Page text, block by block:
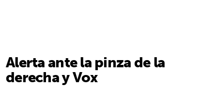
Alerta ante la pinza de la
derecha y Vox